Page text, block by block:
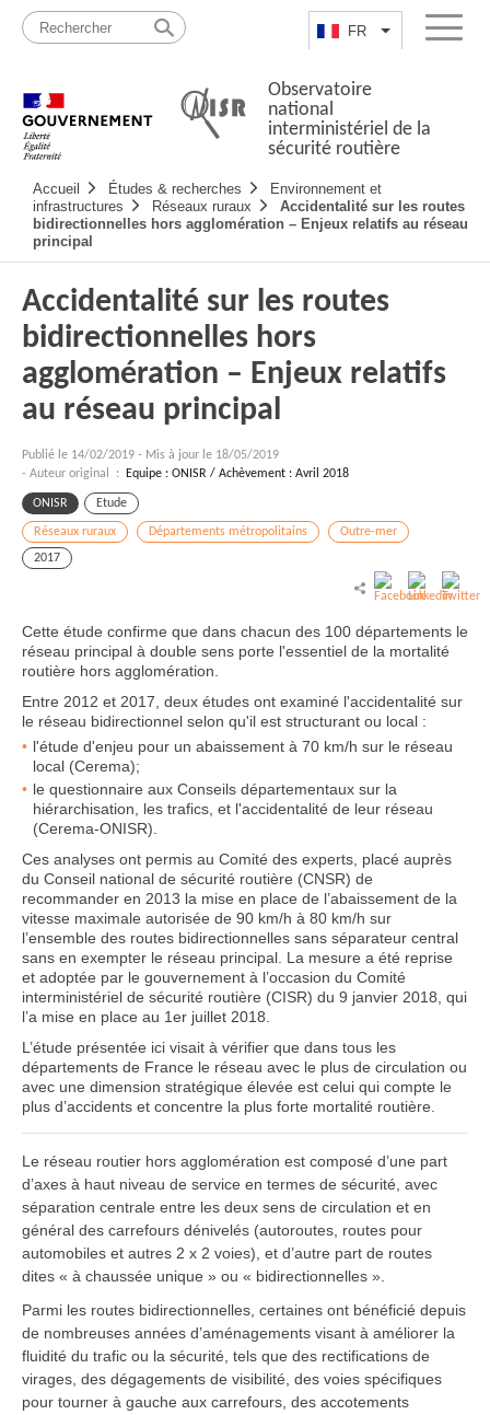
Passer
contenu
FR Lister lesMenu
Observatoire
national
interministériel de la
sécurité routière
principale
Accueil Études & recherches
Environnement et
infrastructures
Réseaux ruraux
Accidentalité sur les routes
bidirectionnelles hors agglomération – Enjeux relatifs au réseau
principal
Accidentalité sur les routes
bidirectionnelles hors
agglomération – Enjeux relatifs
au réseau principal
Publié le 14/02/2019 - Mis à jour le 18/05/2019
- Auteur original :
Equipe : ONISR / Achèvement : Avril 2018
ONISR Etude
Réseaux ruraux Départements métropolitains
Outre-mer
2017
Cette étude confirme que dans chacun des 100 départements le
réseau principal à double sens porte l'essentiel de la mortalité
routière hors agglomération.
Entre 2012 et 2017, deux études ont examiné l'accidentalité sur
le réseau bidirectionnel selon qu'il est structurant ou local :
l'étude d'enjeu pour un abaissement à 70 km/h sur le réseau
local (Cerema);
le questionnaire aux Conseils départementaux sur la
hiérarchisation, les trafics, et l'accidentalité de leur réseau
(Cerema-ONISR).
Ces analyses ont permis au Comité des experts, placé auprès
du Conseil national de sécurité routière (CNSR) de
recommander en 2013 la mise en place de l’abaissement de la
vitesse maximale autorisée de 90 km/h à 80 km/h sur
l’ensemble des routes bidirectionnelles sans séparateur central
sans en exempter le réseau principal. La mesure a été reprise
et adoptée par le gouvernement à l’occasion du Comité
interministériel de sécurité routière (CISR) du 9 janvier 2018, qui
l’a mise en place au 1er juillet 2018.
L’étude présentée ici visait à vérifier que dans tous les
départements de France le réseau avec le plus de circulation ou
avec une dimension stratégique élevée est celui qui compte le
plus d’accidents et concentre la plus forte mortalité routière.
Le réseau routier hors agglomération est composé d’une part
d’axes à haut niveau de service en termes de sécurité, avec
séparation centrale entre les deux sens de circulation et en
général des carrefours dénivelés (autoroutes, routes pour
automobiles et autres 2 x 2 voies), et d’autre part de routes
dites « à chaussée unique » ou « bidirectionnelles ».
Parmi les routes bidirectionnelles, certaines ont bénéficié depuis
de nombreuses années d’aménagements visant à améliorer la
fluidité du trafic ou la sécurité, tels que des rectifications de
virages, des dégagements de visibilité, des voies spécifiques
pour tourner à gauche aux carrefours, des accotements